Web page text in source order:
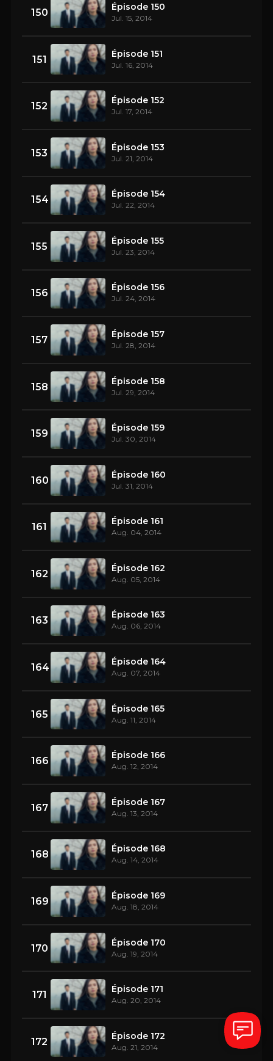
150 Épisode 150
Jul. 15, 2014
151 Épisode 151
Jul. 16, 2014
152 Épisode 152
Jul. 17, 2014
153 Épisode 153
Jul. 21, 2014
154 Épisode 154
Jul. 22, 2014
155 Épisode 155
Jul. 23, 2014
156 Épisode 156
Jul. 24, 2014
157 Épisode 157
Jul. 28, 2014
158 Épisode 158
Jul. 29, 2014
159 Épisode 159
Jul. 30, 2014
160 Épisode 160
Jul. 31, 2014
161 Épisode 161
Aug. 04, 2014
162 Épisode 162
Aug. 05, 2014
163 Épisode 163
Aug. 06, 2014
164 Épisode 164
Aug. 07, 2014
165 Épisode 165
Aug. 11, 2014
166 Épisode 166
Aug. 12, 2014
167 Épisode 167
Aug. 13, 2014
168 Épisode 168
Aug. 14, 2014
169 Épisode 169
Aug. 18, 2014
170 Épisode 170
Aug. 19, 2014
171 Épisode 171
Aug. 20, 2014
172 Épisode 172
Aug. 21, 2014